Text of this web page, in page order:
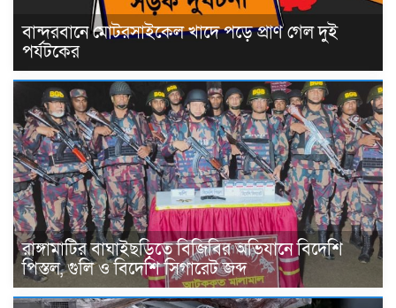
বান্দরবানে মোটরসাইকেল খাদে পড়ে প্রাণ গেল দুই
পর্যটকের
রাঙ্গামাটির বাঘাইছড়িতে বিজিবির অভিযানে বিদেশি
পিস্তল, গুলি ও বিদেশি সিগারেট জব্দ